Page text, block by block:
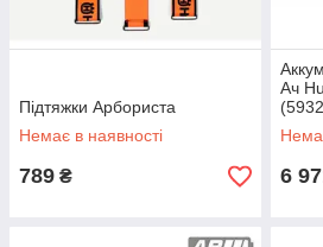
Підтяжки Арбориста
Немає в наявності
789 ₴
Ач
6